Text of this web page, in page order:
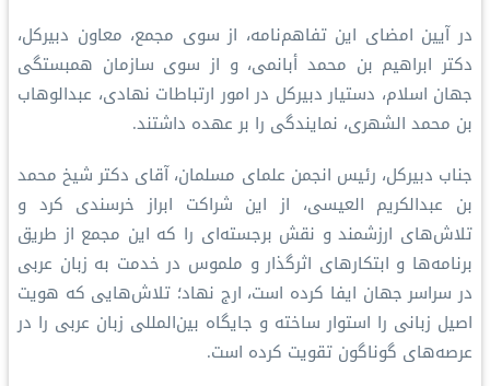
در آیین امضای این تفاهم‌نامه، از سوی مجمع، معاون دبیرکل،
دکتر ابراهیم بن محمد أبانمی، و از سوی سازمان همبستگی
جهان اسلام، دستیار دبیرکل در امور ارتباطات نهادی، عبدالوهاب
بن محمد الشهری، نمایندگی را بر عهده داشتند.
جناب دبیرکل، رئیس انجمن علمای مسلمان، آقای دکتر شیخ محمد
بن عبدالكريم العیسی، از این شراکت ابراز خرسندی کرد و
تلاش‌های ارزشمند و نقش برجسته‌ای را که این مجمع از طریق
برنامه‌ها و ابتکارهای اثرگذار و ملموس در خدمت به زبان عربی
در سراسر جهان ایفا کرده است، ارج نهاد؛ تلاش‌هایی که هویت
اصیل زبانی را استوار ساخته و جایگاه بین‌المللی زبان عربی را در
عرصه‌های گوناگون تقویت کرده است.